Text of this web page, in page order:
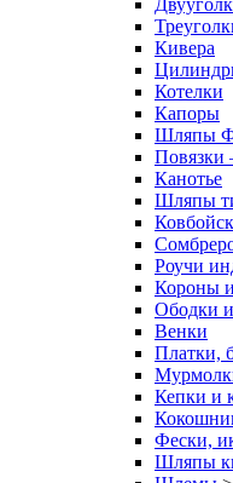
Кивера
Котелки
Капоры
Шляпы
Повязки
Канотье
Шляпы
Роучи
Короны
Ободки
Венки
Платки,
Кепки и
Фески,
Шляпы